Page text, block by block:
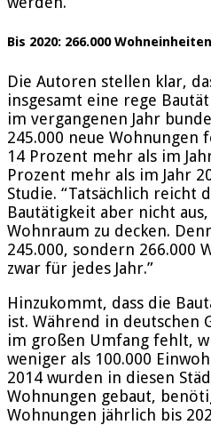
Bis 2020: 266.000
Die Autoren stellen klar,
insgesamt eine rege
im vergangenen Jahr
245.000 neue Wohnungen
14 Prozent mehr als im
Prozent mehr als im Jahr
Studie. “Tatsächlich reicht
Bautätigkeit aber nicht
Wohnraum zu decken.
245.000, sondern 266.000
zwar für jedes Jahr.”
Hinzukommt, dass die
ist. Während in deutschen
im großen Umfang fehlt,
weniger als 100.000
2014 wurden in diesen
Wohnungen gebaut,
Wohnungen jährlich bis